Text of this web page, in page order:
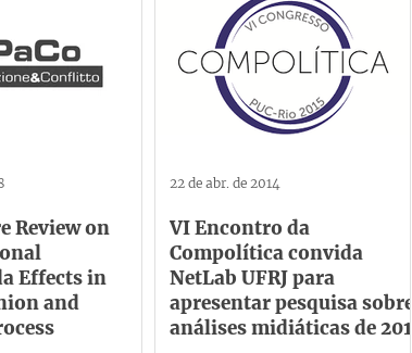
Review on
Effects in
and
VI Encontro da
Compolítica convida
NetLab UFRJ para
apresentar pesquisa sobre
análises midiáticas de 2013
22 de abr. de 2014